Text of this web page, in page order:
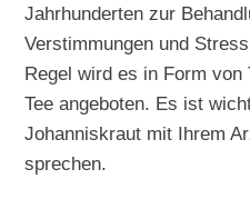
Jahrhunderten zur
Verstimmungen und
Regel wird es in Form von
Tee angeboten. Es ist
Johanniskraut mit Ihrem
sprechen.